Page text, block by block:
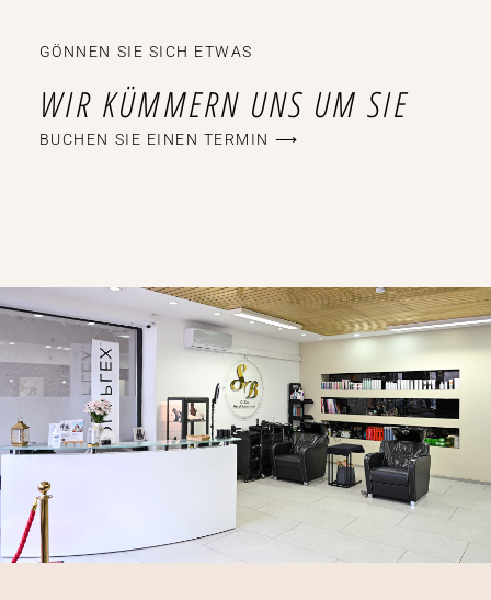
GÖNNEN SIE SICH ETWAS
WIR KÜMMERN UNS UM SIE
BUCHEN SIE EINEN TERMIN ⟶